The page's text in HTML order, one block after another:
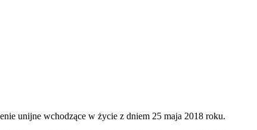
unijne wchodzące w życie z dniem 25 maja 2018 roku.